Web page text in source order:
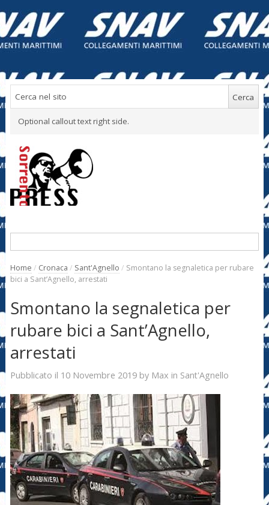
Optional callout text right side.
Home / Cronaca / Sant'Agnello / Smontano la segnaletica per rubare
bici a Sant’Agnello, arrestati
Smontano la segnaletica per
rubare bici a Sant’Agnello,
arrestati
Pubblicato il 10 Novembre 2019by Max in Sant'Agnello